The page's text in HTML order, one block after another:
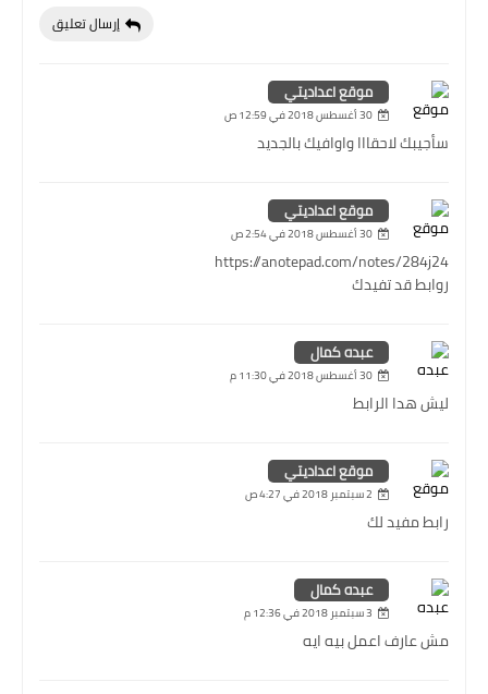
إرسال تعليق
موقع اعداديتي
30 أغسطس 2018 في 12:59 ص
سأجيبك لاحقااا واوافيك بالجديد
موقع اعداديتي
30 أغسطس 2018 في 2:54 ص
https://anotepad.com/notes/284j24
روابط قد تفيدك
عبده كمال
30 أغسطس 2018 في 11:30 م
ليش هدا الرابط
موقع اعداديتي
2 سبتمبر 2018 في 4:27 ص
رابط مفيد لك
عبده كمال
3 سبتمبر 2018 في 12:36 م
مش عارف اعمل بيه ايه